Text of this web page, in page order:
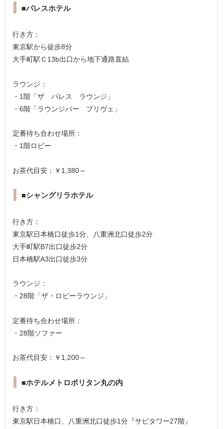
■パレスホテル
行き方：
東京駅から徒歩8分
大手町駅Ｃ13b出口から地下通路直結
ラウンジ：
・1階「ザ パレス ラウンジ」
・6階「ラウンジバー プリヴェ」
定番待ち合わせ場所：
・1階ロビー
お茶代目安：￥1,380～
■シャングリラホテル
行き方：
東京駅日本橋口徒歩1分、八重洲北口徒歩2分
大手町駅B7出口徒歩2分
日本橋駅A3出口徒歩3分
ラウンジ：
・28階「ザ・ロビーラウンジ」
定番待ち合わせ場所：
・28階ソファー
お茶代目安：￥1,200～
■ホテルメトロポリタン丸の内
行き方：
東京駅日本橋口、八重洲北口徒歩1分『サピタワー27階』